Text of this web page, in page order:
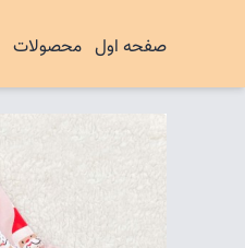
صفحه اول محصولات